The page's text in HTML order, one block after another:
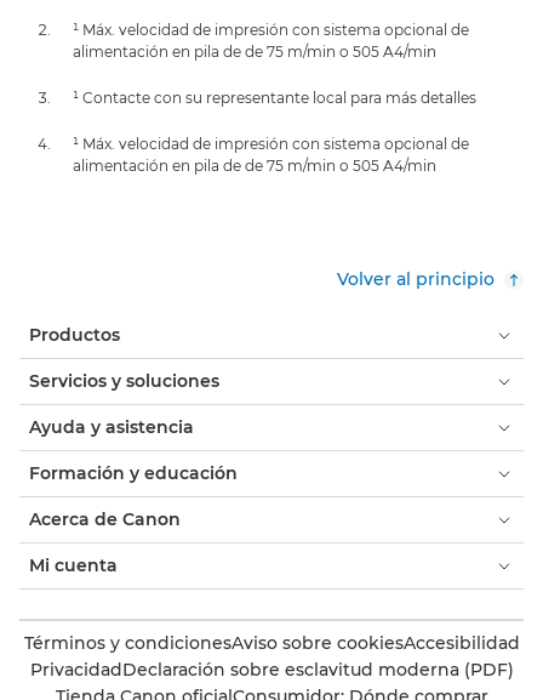
¹ Máx. velocidad de impresión con sistema opcional de
alimentación en pila de de 75 m/min o 505 A4/min
¹ Contacte con su representante local para más detalles
¹ Máx. velocidad de impresión con sistema opcional de
alimentación en pila de de 75 m/min o 505 A4/min
Volver al principio
Productos
Servicios y soluciones
Ayuda y asistencia
Formación y educación
Acerca de Canon
Mi cuenta
Términos y condicionesAviso sobre cookiesAccesibilidad
PrivacidadDeclaración sobre esclavitud moderna (PDF)